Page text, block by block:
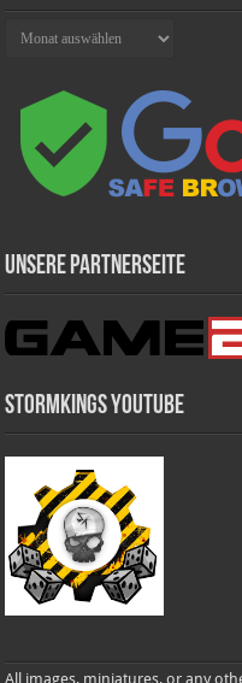
Unsere Partnerseite
Stormkings Youtube
All images, miniatures, or any